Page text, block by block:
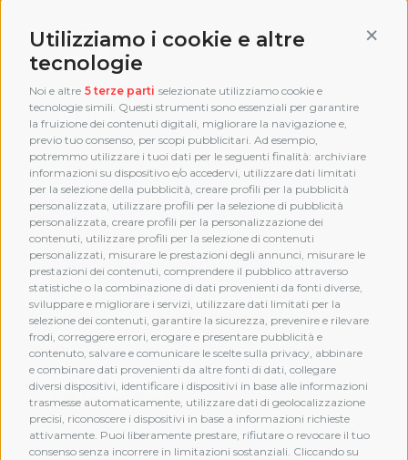
Utilizziamo i cookie e altre
tecnologie
Noi e altre 5 terze parti selezionate utilizziamo cookie e
tecnologie simili. Questi strumenti sono essenziali per garantire
la fruizione dei contenuti digitali, migliorare la navigazione e,
previo tuo consenso, per scopi pubblicitari. Ad esempio,
potremmo utilizzare i tuoi dati per le seguenti finalità: archiviare
informazioni su dispositivo e/o accedervi, utilizzare dati limitati
per la selezione della pubblicità, creare profili per la pubblicità
personalizzata, utilizzare profili per la selezione di pubblicità
personalizzata, creare profili per la personalizzazione dei
contenuti, utilizzare profili per la selezione di contenuti
personalizzati, misurare le prestazioni degli annunci, misurare le
prestazioni dei contenuti, comprendere il pubblico attraverso
statistiche o la combinazione di dati provenienti da fonti diverse,
sviluppare e migliorare i servizi, utilizzare dati limitati per la
selezione dei contenuti, garantire la sicurezza, prevenire e rilevare
frodi, correggere errori, erogare e presentare pubblicità e
contenuto, salvare e comunicare le scelte sulla privacy, abbinare
e combinare dati provenienti da altre fonti di dati, collegare
diversi dispositivi, identificare i dispositivi in base alle informazioni
trasmesse automaticamente, utilizzare dati di geolocalizzazione
precisi, riconoscere i dispositivi in base a informazioni richieste
attivamente. Puoi liberamente prestare, rifiutare o revocare il tuo
consenso senza incorrere in limitazioni sostanziali. Cliccando su
MEMBERSHIP